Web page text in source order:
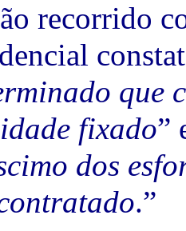
recorrido
que
fixado”
dos
.”